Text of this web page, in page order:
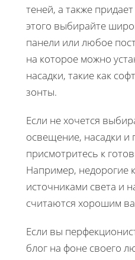
теней, а также
этого выбирайте
панели или любое
на которое можно
насадки, такие как
зонты.
Если не хочется
освещение, насадки и
присмотритесь к
Например, недорогие
источниками света и
считаются хорошим
Если вы
блог на фоне своего